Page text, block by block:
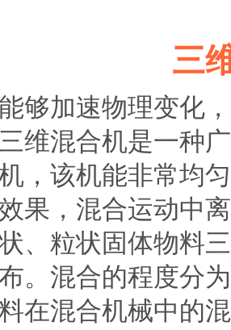
三
够加速物理变化
维混合机是一种
，该机能非常均
果，混合运动中
粒状固体物料三
。混合的程度分
在混合机械中的